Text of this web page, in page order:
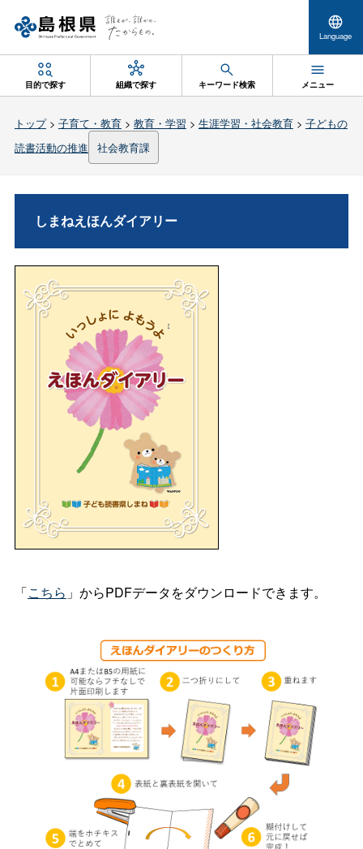
Language
目的で探す 組織で探す キーワード検索 メニュー
トップ> 子育て・教育> 教育・学習 > 生涯学習・社会教育> 子どもの
読書活動の推進
社会教育課
しまねえほんダイアリー
「こちら 」からPDFデータをダウンロードできます。